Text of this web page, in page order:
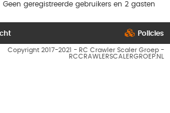
geregistreerde gebruikers en 2 gasten
Policies
Copyright 2017-2021 - RC Crawler Scaler Groep -
RCCRAWLERSCALERGROEP.NL